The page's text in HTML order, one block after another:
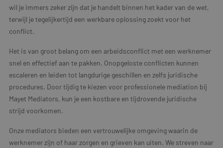
wil je immers zeker zijn dat je handelt binnen het kader van de wet,
terwijl je tegelijkertijd een werkbare oplossing zoekt voor het
conflict.
Het is van groot belang om een arbeidsconflict met een werknemer
snel en effectief aan te pakken. Onopgeloste conflicten kunnen
escaleren en leiden tot langdurige geschillen en zelfs juridische
procedures. Door tijdig te kiezen voor professionele mediation bij
Mayet Mediators, kun je een kostbare en tijdrovende juridische
strijd voorkomen.
Onze mediators bieden een vertrouwelijke omgeving waarin de
werknemer zijn of haar zorgen en grieven kan uiten. We streven naar